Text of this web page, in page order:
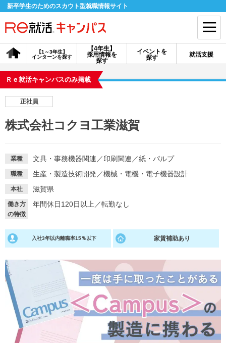
新卒学生のためのスカウト型就職情報サイト
【4年生】
採用情報を
探す
【1～3年生】
インターンを探す
イベントを
探す
就活支援
会員登録 ログイン
探す
イベントを探す
就活ノウハウ・サポート
就活ノウハウが満載！
就活コラム
お役立ち記事・相談室など
適職診断
あなたに合う仕事を診断！
就活チャンネル
動画で対策講座をチェック
就活ニュースペーパー
就活時事ニュースを更新
よくある質問
不明点があればこちら
Ｒｅ就活キャンパスのみ掲載
正社員
株式会社コクヨ工業滋賀
業種 文具・事務機器関連 ／印刷関連 ／紙・パルプ
職種 生産・製造技術開発 ／機械・電機・電子機器設計
本社 滋賀県
働き方
の特徴
年間休日120日以上 ／転勤なし
入社3年以内離職率15％以下 家賃補助あり